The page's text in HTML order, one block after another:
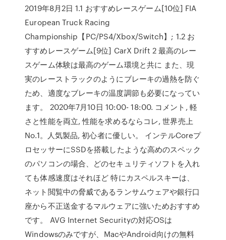
2019年8月2日 1.1 おすすめレースゲーム[10位] FIA
European Truck Racing
Championship【PC/PS4/Xbox/Switch】; 1.2 お
すすめレースゲーム[9位] CarX Drift 2 最高のレー
スゲーム体験は最高のゲーム環境と共に また、現
実のレーストラックのようにブレーキの過熱を防ぐ
ため、適度なブレーキの温度調節も必要になってい
ます。 2020年7月10日 10:00- 18:00. コメント, 軽
さと性能を両立, 性能を求めるならコレ, 世界売上
No.1。人気製品, 初心者に優しい。 インテルCoreプ
ロセッサーにSSDを搭載したような高めのスペック
のパソコンの場合、どのセキュリティソフトを入れ
ても体感速度はそれほど 特にカスペルスキーは、
ネット閲覧中の脅威であるランサムウェアや銀行口
座から不正送金するマルウェアに強いためおすすめ
です。 AVG Internet Securityの対応OSは
Windowsのみですが、MacやAndroid向けの無料